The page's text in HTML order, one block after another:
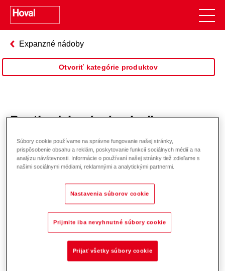
Expanzné nádoby
Otvoriť kategórie produktov
Protiprúdové zásobníky
Súbory cookie používame na správne fungovanie našej stránky,
prispôsobenie obsahu a reklám, poskytovanie funkcií sociálnych médií a na
analýzu návštevnosti. Informácie o používaní našej stránky tiež zdieľame s
našimi sociálnymi médiami, reklamnými a analytickými partnermi.
Nastavenia súborov cookie
Prijmite iba nevyhnutné súbory cookie
Prijať všetky súbory cookie